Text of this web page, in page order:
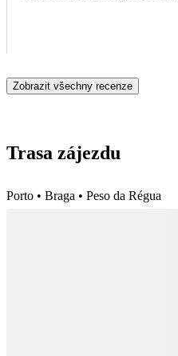
Zobrazit všechny recenze
Trasa zájezdu
Porto • Braga • Peso da Régua